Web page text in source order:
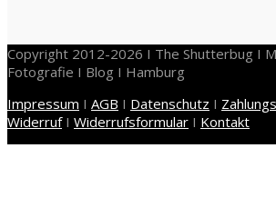
Copyright 2012-2026 I The Shutterbug I
Fotografie I Blog I Hamburg
Impressum I AGB I Datenschutz I
WiderrufI Widerrufsformular I Kontakt